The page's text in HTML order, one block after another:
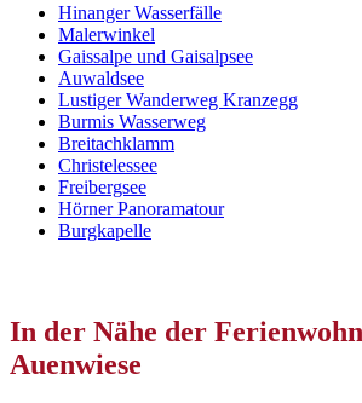
Hinanger Wasserfälle
Malerwinkel
Gaissalpe und Gaisalpsee
Auwaldsee
Lustiger Wanderweg Kranzegg
Burmis Wasserweg
Breitachklamm
Christelessee
Freibergsee
Hörner Panoramatour
Burgkapelle
In der Nähe der
Auenwiese